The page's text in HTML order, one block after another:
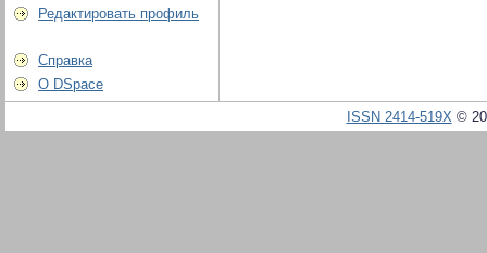
Редактировать профиль
Справка
О DSpace
ISSN 2414-519X©